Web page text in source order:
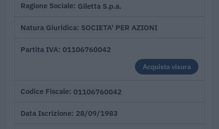
Ragione Sociale Giletta S.p.a.
Natura Giuridica SOCIETA' PER AZIONI
Partita IVA 01106760042
Acquista visura
Codice Fiscale 01106760042
Data Iscrizione 28/09/1983